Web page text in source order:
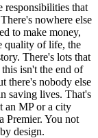
responsibilities that
nowhere else
to make money,
quality of life, the
There's lots that
isn't the end of
there's nobody else
saving lives. That's
an MP or a city
Premier. You not
design.